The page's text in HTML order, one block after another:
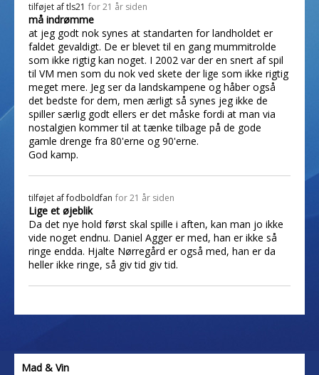
tilføjet aftls21 for 21 år siden
må indrømme
at jeg godt nok synes at standarten for landholdet er
faldet gevaldigt. De er blevet til en gang mummitrolde
som ikke rigtig kan noget. I 2002 var der en snert af spil
til VM men som du nok ved skete der lige som ikke rigtig
meget mere. Jeg ser da landskampene og håber også
det bedste for dem, men ærligt så synes jeg ikke de
spiller særlig godt ellers er det måske fordi at man via
nostalgien kommer til at tænke tilbage på de gode
gamle drenge fra 80'erne og 90'erne.
God kamp.
tilføjet affodboldfan for 21 år siden
Lige et øjeblik
Da det nye hold først skal spille i aften, kan man jo ikke
vide noget endnu. Daniel Agger er med, han er ikke så
ringe endda. Hjalte Nørregård er også med, han er da
heller ikke ringe, så giv tid giv tid.
Mad & Vin